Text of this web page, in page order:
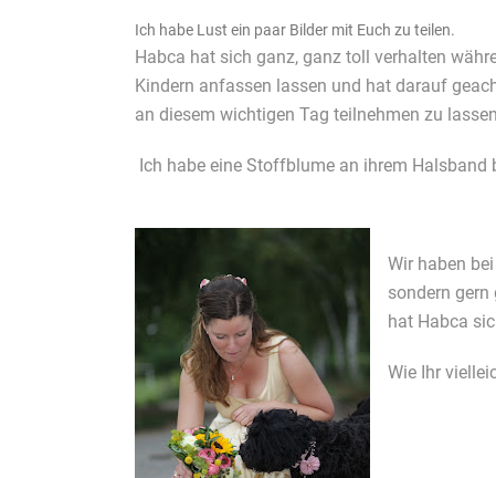
Ich habe Lust ein paar Bilder mit Euch zu teilen.
Habca hat sich ganz, ganz toll verhalten
Kindern anfassen lassen und hat darauf
an diesem wichtigen Tag teilnehmen zu
Ich habe eine Stoffblume an ihrem Halsband
Wir haben
sondern
hat Habca
Wie Ihr